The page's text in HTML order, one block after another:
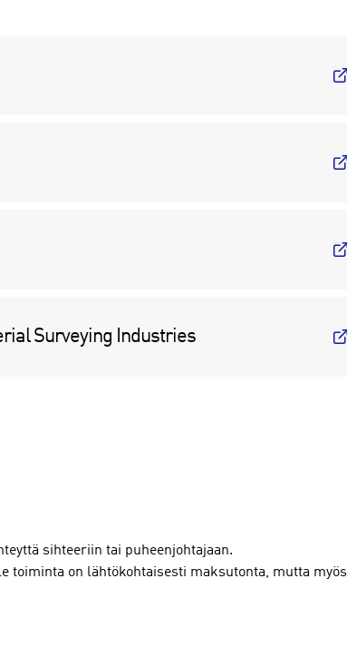
Surveying Industries
sihteeriin tai puheenjohtajaan.
toiminta on lähtökohtaisesti maksutonta, mutta myös